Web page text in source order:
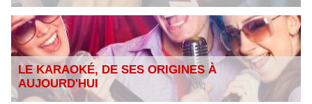
LE KARAOKÉ, DE SES ORIGINES À
AUJOURD'HUI